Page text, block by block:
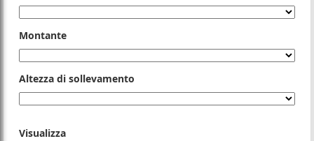
Montante
Altezza di sollevamento
Visualizza